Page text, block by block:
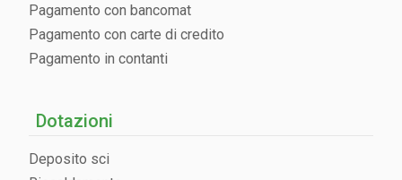
Pagamento con bancomat
Pagamento con carte di credito
Pagamento in contanti
Dotazioni
Deposito sci